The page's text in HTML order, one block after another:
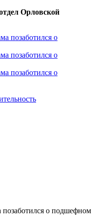
Орловской
о подшефном